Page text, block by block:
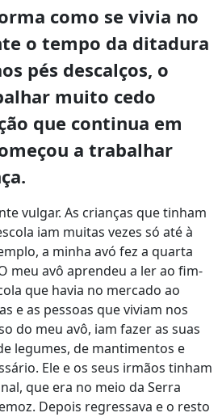
como se vivia no
o tempo da ditadura
pés descalços, o
muito cedo
que continua em
a trabalhar
vulgar. As crianças que tinham
iam muitas vezes só até à
a minha avó fez a quarta
meu avô aprendeu a ler ao fim-
que havia no mercado ao
e as pessoas que viviam nos
do meu avô, iam fazer as suas
legumes, de mantimentos e
Ele e os seus irmãos tinham
que era no meio da Serra
Depois regressava e o resto